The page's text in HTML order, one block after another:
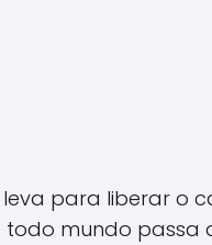
para liberar o
mundo